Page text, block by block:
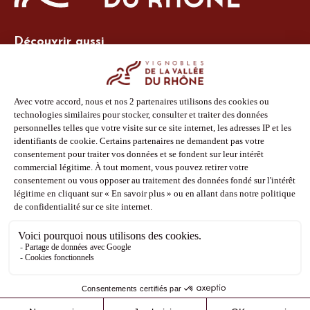
Découvrir aussi
Espace adhérent
Espace presse
Phototèque
Suivez-nous
Facebook
Instagram
Pinterest
Youtube